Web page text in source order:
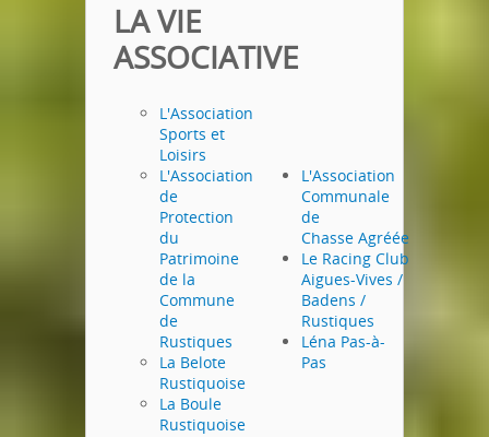
LA VIE
ASSOCIATIVE
L'Association
Sports et
Loisirs
L'Association
de
Protection
du
Patrimoine
de la
Commune
de
Rustiques
La Belote
Rustiquoise
La Boule
Rustiquoise
L'Association
Communale
de
Chasse Agréée
Le Racing Club
Aigues-Vives /
Badens /
Rustiques
Léna Pas-à-
Pas